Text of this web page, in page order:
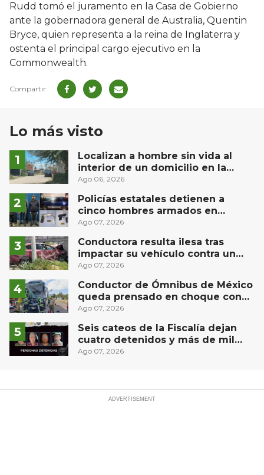
Rudd tomó el juramento en la Casa de Gobierno
ante la gobernadora general de Australia, Quentin
Bryce, quien representa a la reina de Inglaterra y
ostenta el principal cargo ejecutivo en la
Commonwealth.
Lo más visto
Localizan a hombre sin vida al
interior de un domicilio en la
comunidad El Rodeo, San Juan del
Ago 06, 2026
Policías estatales detienen a
cinco hombres armados en
Puebla capital
Ago 07, 2026
Conductora resulta ilesa tras
impactar su vehículo contra un
muro en Huimilpan
Ago 07, 2026
Conductor de Ómnibus de México
queda prensado en choque con
materialista en San Juan del Río
Ago 07, 2026
Seis cateos de la Fiscalía dejan
cuatro detenidos y más de mil
dosis aseguradas en Querétaro
Ago 07, 2026